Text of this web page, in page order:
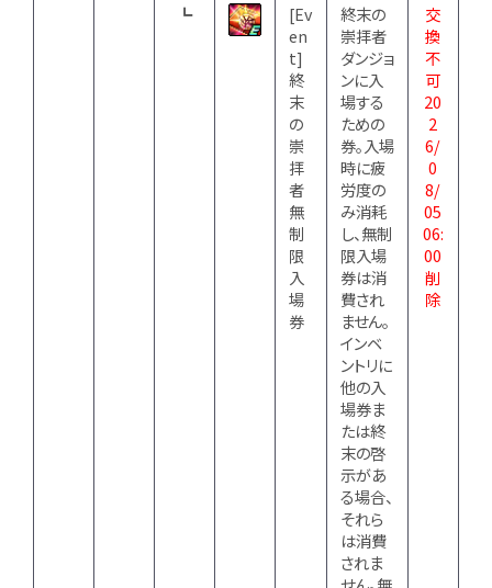
┗
[Ev
en
t]
終
末
の
崇
拝
者
無
制
限
入
場
券
終末の
崇拝者
ダンジョ
ンに入
場する
ための
券。入場
時に疲
労度の
み消耗
し、無制
限入場
券は消
費され
ません。
インベ
ントリに
他の入
場券ま
たは終
末の啓
示があ
る場合、
それら
は消費
されま
交
換
不
可
20
2
6/
0
8/
05
06:
00
削
除